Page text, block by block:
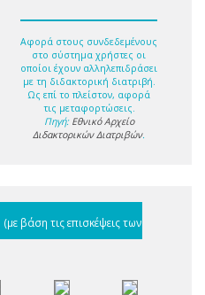
Αφορά στους συνδεδεμένους
στο σύστημα χρήστες οι
οποίοι έχουν αλληλεπιδράσει
με τη διδακτορική διατριβή.
Ως επί το πλείστον, αφορά
τις μεταφορτώσεις.
Πηγή: Εθνικό Αρχείο
Διδακτορικών Διατριβών.
(με βάση τις επισκέψεις των